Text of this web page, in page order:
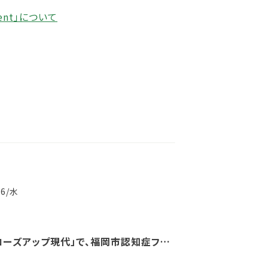
」について
水
ーズアップ現代」で、福岡市認知症フレ